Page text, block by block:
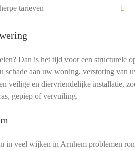
tarieven
Dan is het tijd voor een structurele
schade aan uw woning, verstoring van
veilige en diervriendelijke installatie,
gepiep of vervuiling.
in veel wijken in Arnhem problemen